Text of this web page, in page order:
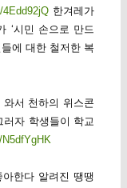
한겨레가
‘시민 손으로 만드
에 대한 철저한 복
서 천하의 위스콘
자 학생들이 학교
한다 알려진 땡땡